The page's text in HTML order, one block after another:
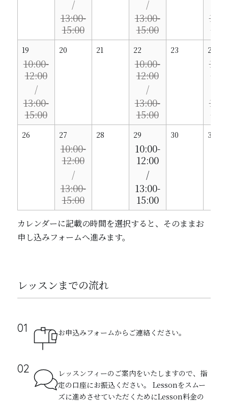
13:00-
15:00
13:00-
15:00
19
10:00-
12:00
13:00-
15:00
20 21 22
10:00-
12:00
13:00-
15:00
23 24
26 27
10:00-
12:00
13:00-
15:00
28 29
10:00-
12:00
13:00-
15:00
30 31
カレンダーに記載の時間を選択すると、そのままお
申し込みフォームへ進みます。
レッスンまでの流れ
お申込みフォームからご連絡ください。
レッスンフィーのご案内をいたしますので、指
定の口座にお振込ください。 Lessonをスムー
ズに進めさせていただくためにLesson料金の